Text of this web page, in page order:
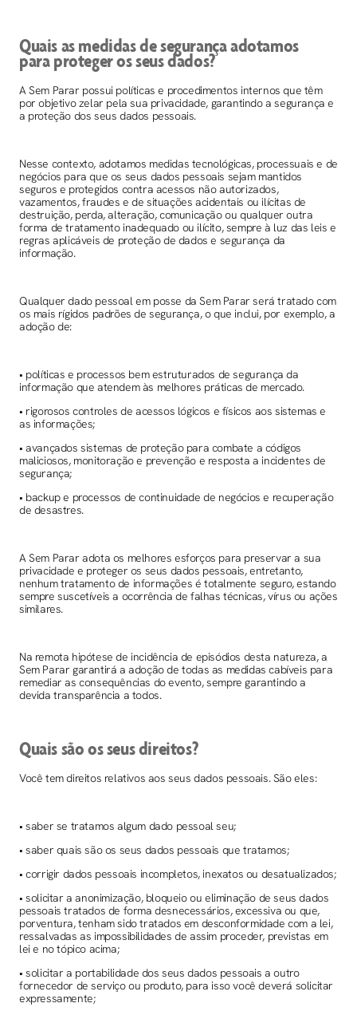
Quais as medidas de segurança adotamos
para proteger os seus dados?
A Sem Parar possui políticas e procedimentos internos que têm
por objetivo zelar pela sua privacidade, garantindo a segurança e
a proteção dos seus dados pessoais.
Nesse contexto, adotamos medidas tecnológicas, processuais e de
negócios para que os seus dados pessoais sejam mantidos
seguros e protegidos contra acessos não autorizados,
vazamentos, fraudes e de situações acidentais ou ilícitas de
destruição, perda, alteração, comunicação ou qualquer outra
forma de tratamento inadequado ou ilícito, sempre à luz das leis e
regras aplicáveis de proteção de dados e segurança da
informação.
Qualquer dado pessoal em posse da Sem Parar será tratado com
os mais rígidos padrões de segurança, o que inclui, por exemplo, a
adoção de:
• políticas e processos bem estruturados de segurança da
informação que atendem às melhores práticas de mercado.
• rigorosos controles de acessos lógicos e físicos aos sistemas e
as informações;
• avançados sistemas de proteção para combate a códigos
maliciosos, monitoração e prevenção e resposta a incidentes de
segurança;
• backup e processos de continuidade de negócios e recuperação
de desastres.
A Sem Parar adota os melhores esforços para preservar a sua
privacidade e proteger os seus dados pessoais, entretanto,
nenhum tratamento de informações é totalmente seguro, estando
sempre suscetíveis a ocorrência de falhas técnicas, vírus ou ações
similares.
Na remota hipótese de incidência de episódios desta natureza, a
Sem Parar garantirá a adoção de todas as medidas cabíveis para
remediar as consequências do evento, sempre garantindo a
devida transparência a todos.
Quais são os seus direitos?
Você tem direitos relativos aos seus dados pessoais. São eles:
• saber se tratamos algum dado pessoal seu;
• saber quais são os seus dados pessoais que tratamos;
• corrigir dados pessoais incompletos, inexatos ou desatualizados;
• solicitar a anonimização, bloqueio ou eliminação de seus dados
pessoais tratados de forma desnecessários, excessiva ou que,
porventura, tenham sido tratados em desconformidade com a lei,
ressalvadas as impossibilidades de assim proceder, previstas em
lei e no tópico acima;
• solicitar a portabilidade dos seus dados pessoais a outro
fornecedor de serviço ou produto, para isso você deverá solicitar
expressamente;